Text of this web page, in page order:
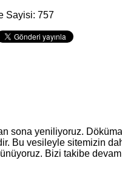
Sayisi: 757
sona yeniliyoruz.
Bu vesileyle sitemizin
Bizi takibe